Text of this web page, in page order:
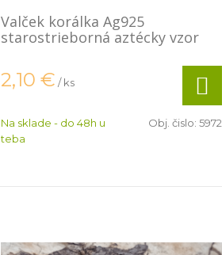
Valček korálka Ag925
starostrieborná aztécky vzor
2,10 € / ks
Na sklade - do 48h u
teba
Obj. čislo: 5972